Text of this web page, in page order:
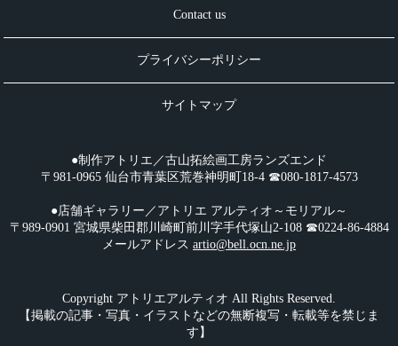
Contact us
プライバシーポリシー
サイトマップ
●制作アトリエ／古山拓絵画工房ランズエンド
〒981-0965 仙台市青葉区荒巻神明町18-4 ☎︎080-1817-4573
●店舗ギャラリー／アトリエ アルティオ～モリアル～
〒989-0901 宮城県柴田郡川崎町前川字手代塚山2-108 ☎︎0224-86-4884
メールアドレス artio@bell.ocn.ne.jp
Copyright アトリエアルティオ All Rights Reserved.
【掲載の記事・写真・イラストなどの無断複写・転載等を禁じま
す】